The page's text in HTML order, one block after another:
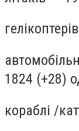
1824 (+28)
кораблі /